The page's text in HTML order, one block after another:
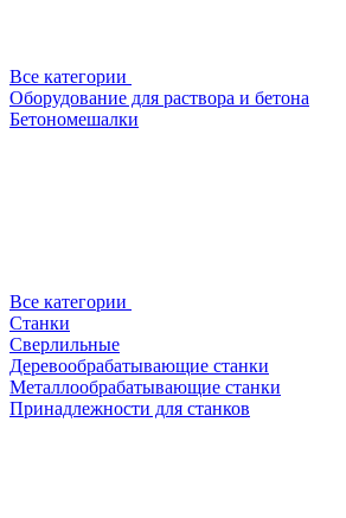
Все категории
Оборудование для раствора и бетона
Бетономешалки
Все категории
Станки
Сверлильные
Деревообрабатывающие станки
Металлообрабатывающие станки
Принадлежности для станков